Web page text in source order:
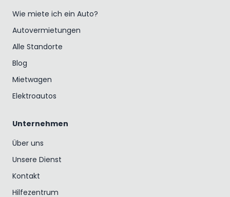
Wie miete ich ein Auto?
Autovermietungen
Alle Standorte
Blog
Mietwagen
Elektroautos
Unternehmen
Über uns
Unsere Dienst
Kontakt
Hilfezentrum